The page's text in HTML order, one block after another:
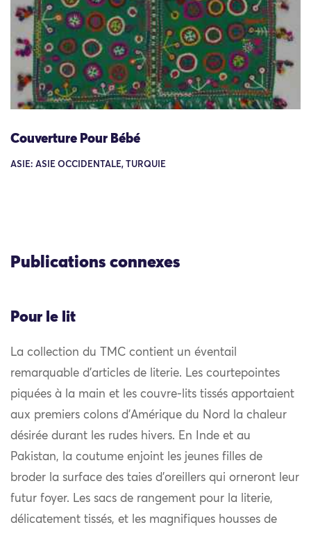
Couverture Pour Bébé
ASIE: ASIE OCCIDENTALE, TURQUIE
Publications connexes
Pour le lit
La collection du TMC contient un éventail
remarquable d’articles de literie. Les courtepointes
piquées à la main et les couvre-lits tissés apportaient
aux premiers colons d’Amérique du Nord la chaleur
désirée durant les rudes hivers. En Inde et au
Pakistan, la coutume enjoint les jeunes filles de
broder la surface des taies d’oreillers qui orneront leur
futur foyer. Les sacs de rangement pour la literie,
délicatement tissés, et les magnifiques housses de